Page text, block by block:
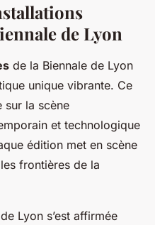
de
: Une
de lecture
de Lyon
de la Biennale de Lyon
unique vibrante. Ce
sur la scène
et technologique
édition met en scène
frontières de la
Lyon s’est affirmée